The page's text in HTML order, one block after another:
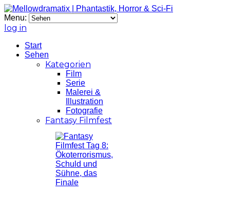
Menu:
log in
Start
Sehen
Kategorien
Film
Serie
Malerei &
Illustration
Fotografie
Fantasy Filmfest